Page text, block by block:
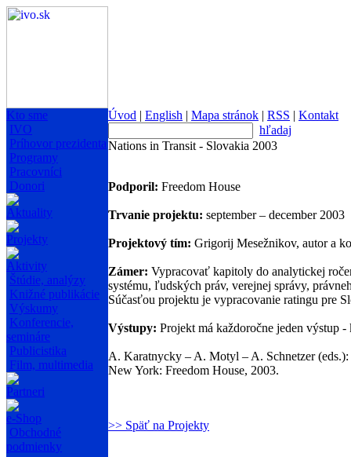
Kto sme
IVO
Príhovor prezidenta
Programy
Pracovníci
Donori
Aktuality
Projekty
Aktivity
Štúdie, analýzy
Knižné publikácie
Výskumy
Konferencie,
semináre
Publicistika
Film, multimedia
Partneri
e-Shop
Obchodné
podmienky
Úvod | English | Mapa stránok | RSS | Kontakt
hľadaj
Nations in Transit - Slovakia 2003
Podporil: Freedom House
Trvanie projektu: september – december 2003
Projektový tím: Grigorij Mesežnikov, autor a
Zámer: Vypracovať kapitoly do analytickej
systému, ľudských práv, verejnej správy,
Súčasťou projektu je vypracovanie ratingu pre
Výstupy: Projekt má každoročne jeden výstup
A. Karatnycky – A. Motyl – A. Schnetzer (eds.):
New York: Freedom House, 2003.
>> Späť na Projekty